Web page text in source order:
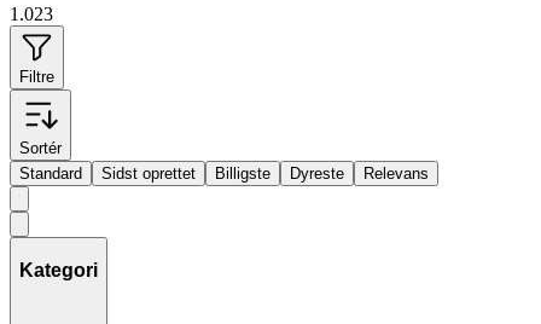
1.023
Filtre
Sortér
Standard
Sidst oprettet Billigste Dyreste Relevans
Kategori